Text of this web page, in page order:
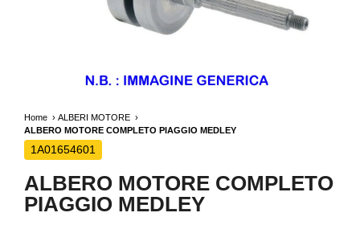
Home
ALBERI MOTORE
ALBERO MOTORE COMPLETO PIAGGIO MEDLEY
1A01654601
ALBERO MOTORE COMPLETO
PIAGGIO MEDLEY